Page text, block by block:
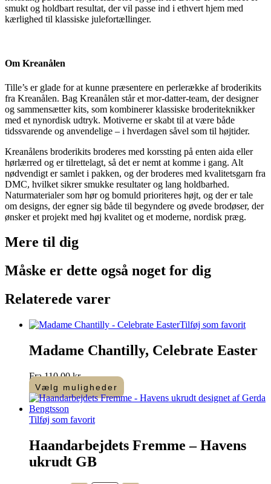
smukt og holdbart resultat, der vil passe ind i ethvert hjem med
kærlighed til klassiske julefortællinger.
Om Kreanålen
Tille’s er glade for at kunne præsentere en perlerække af broderikits
fra Kreanålen. Bag Kreanålen står et mor-datter-team, der designer
og sammensætter kits, som kombinerer klassiske broderiteknikker
med et nynordisk udtryk. Motiverne er skabt til at være både
tidssvarende og anvendelige – i hverdagen såvel som til højtider.
Kreanålens broderikits broderes med korssting på enten aida eller
hørlærred og er tilrettelagt, så det er nemt at komme i gang. Alt
nødvendigt er samlet i pakken, og der broderes med kvalitetsgarn fra
DMC, hvilket sikrer smukke resultater og lang holdbarhed.
Naturmaterialer som hør og bomuld prioriteres højt, og der er tale
om designs, der egner sig både til begyndere og øvede brodøser, der
ønsker et projekt med høj kvalitet og et moderne, nordisk præg.
Mere til dig
Måske er dette også noget for dig
Relaterede varer
Tilføj som favorit
Madame Chantilly, Celebrate Easter
Fra110,00kr.
Vælg muligheder
Dette
vare
har
varianter.
Mulighederne
kan
Tilføj som favorit
Haandarbejdets Fremme – Havens
ukrudt GB